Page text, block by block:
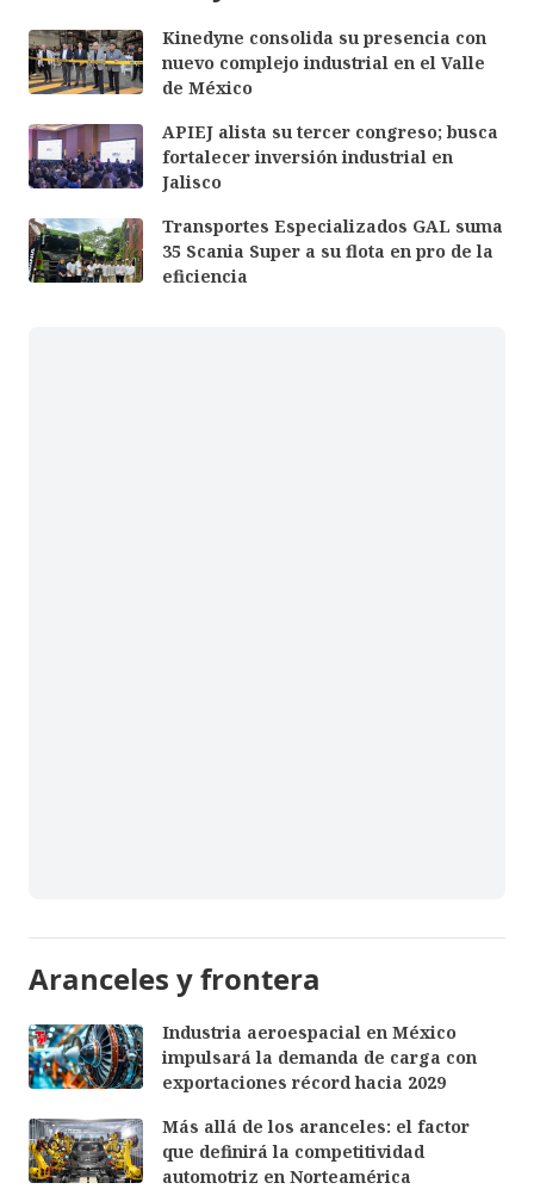
Kinedyne consolida su presencia con
nuevo complejo industrial en el Valle
de México
APIEJ alista su tercer congreso; busca
fortalecer inversión industrial en
Jalisco
Transportes Especializados GAL suma
35 Scania Super a su flota en pro de la
eficiencia
Aranceles y frontera
Industria aeroespacial en México
impulsará la demanda de carga con
exportaciones récord hacia 2029
Más allá de los aranceles: el factor
que definirá la competitividad
automotriz en Norteamérica